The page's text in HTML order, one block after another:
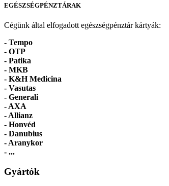
EGÉSZSÉGPÉNZTÁRAK
Cégünk által elfogadott egészségpénztár kártyák:
- Tempo
- OTP
- Patika
- MKB
- K&H Medicina
- Vasutas
- Generali
- AXA
- Allianz
- Honvéd
- Danubius
- Aranykor
- ...
Gyártók